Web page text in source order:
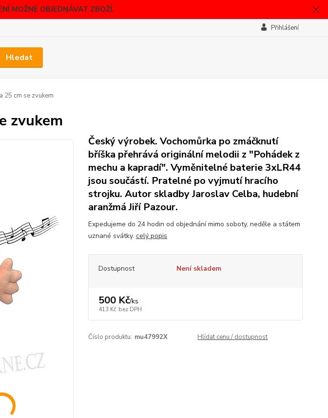
MOŽNÉ OBJEDNÁVAT ZBOŽÍ.
Přihlášení
Hledat
25 cm se zvukem
zvukem
Český výrobek. Vochomůrka po zmáčknutí
bříška přehrává originální melodii z "Pohádek z
mechu a kapradí". Vyměnitelné baterie 3xLR44
jsou součástí. Pratelné po vyjmutí hracího
strojku. Autor skladby Jaroslav Celba, hudební
aranžmá Jiří Pazour.
Expedujeme do 24 hodin od objednání mimo soboty, neděle a státem
uznané svátky. celý popis
Dostupnost Není skladem
500 Kč/ks
413 Kč bez DPH
Číslo produktu: mu47992X Hlídat cenu / dostupnost